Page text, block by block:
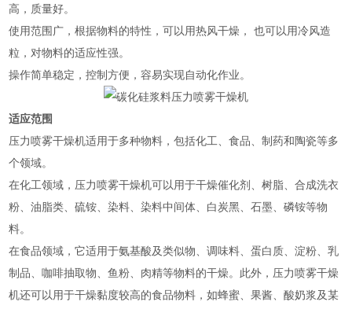
高，质量好。
使用范围广，根据物料的特性，可以用热风干燥， 也可以用冷风造
粒，对物料的适应性强。
操作简单稳定，控制方便，容易实现自动化作业。
适应范围
压力喷雾干燥机适用于多种物料，包括化工、食品、制药和陶瓷等多
个领域。‌
在化工领域，压力喷雾干燥机可以用于干燥催化剂、树脂、合成洗衣
粉、油脂类、硫铵、染料、染料中间体、白炭黑、石墨、磷铵等物
料‌。
在食品领域，它适用于氨基酸及类似物、调味料、蛋白质、淀粉、乳
制品、咖啡抽取物、鱼粉、肉精等物料的干燥‌。此外，压力喷雾干燥
机还可以用于干燥黏度较高的食品物料，如蜂蜜、果酱、酸奶浆及某